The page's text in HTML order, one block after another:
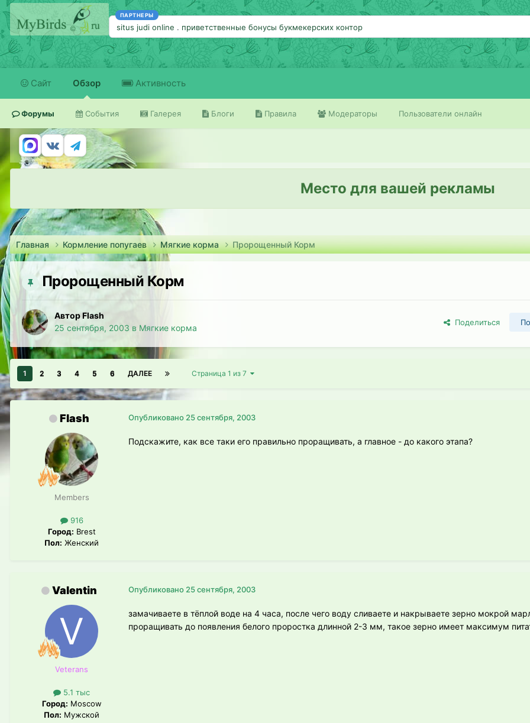
ПАРТНЕРЫ
situs judi online . приветственные бонусы букмекерских контор
Сайт Обзор
Форумы События Галерея Блоги Правила Модераторы Пользователи онлайн
Активность
Место для вашей рекламы
Главная Кормление попугаев Мягкие корма Пророщенный Корм
Пророщенный Корм
Автор Flash
25 сентября, 2003 в Мягкие корма
Поделиться
1 2 3 4 5 6 ДАЛЕЕ Страница 1 из 7
Flash
Members
916
Город: Brest
Пол: Женский
Опубликовано 25 сентября, 2003
Подскажите, как все таки его правильно проращивать, а главное - до какого этапа?
Valentin
Veterans
5.1 тыс
Город: Moscow
Пол: Мужской
Опубликовано 25 сентября, 2003
замачиваете в тёплой воде на 4 часа, после чего воду сливаете и накрываете зерно мокрой
проращивать до появления белого проростка длинной 2-3 мм, такое зерно имеет максимум